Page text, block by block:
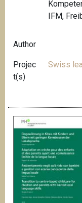
IFM,
Author
Projec
t(s)
Swiss